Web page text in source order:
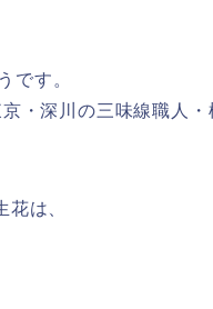
です。
・深川の三味線職人
は、